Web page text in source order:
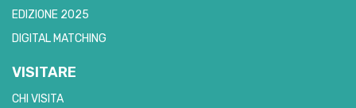
EDIZIONE 2025
DIGITAL MATCHING
VISITARE
CHI VISITA